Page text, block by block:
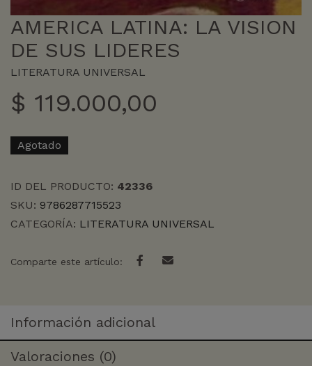
AMERICA LATINA: LA VISION
DE SUS LIDERES
LITERATURA UNIVERSAL
$ 119.000,00
Agotado
ID DEL PRODUCTO: 42336
SKU: 9786287715523
CATEGORÍA: LITERATURA UNIVERSAL
Comparte este artículo:
Información adicional
Valoraciones (0)